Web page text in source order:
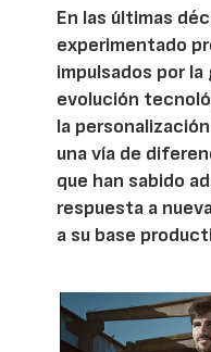
En las últimas
experimentado
impulsados por
evolución
la
una vía de
que han sabido
respuesta a
a su base